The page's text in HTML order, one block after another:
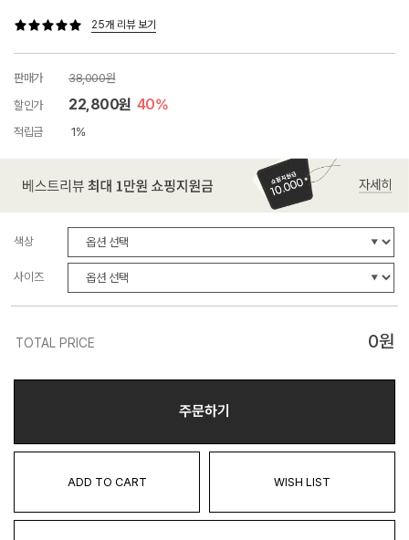
25개 리뷰 보기
판매가
38,000원
할인가
22,800원 40%
적립금 1%
색상
사이즈
TOTAL PRICE 0원
주문하기
ADD TO CART WISH LIST